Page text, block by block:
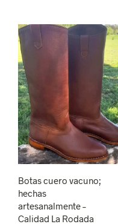
$790,000.
Botas cuero vacuno;
hechas
artesanalmente –
Calidad La Rodada